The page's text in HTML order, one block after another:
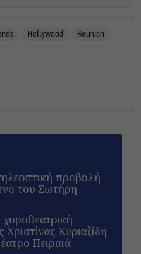
Hollywood
Reunion
προβολή
του Σωτήρη
Κυριαζίδη
Πειραιά